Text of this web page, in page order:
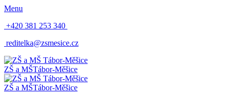
Menu
+420 381 253 340
reditelka@zsmesice.cz
ZŠ a MŠTábor-Měšice
ZŠ a MŠTábor-Měšice